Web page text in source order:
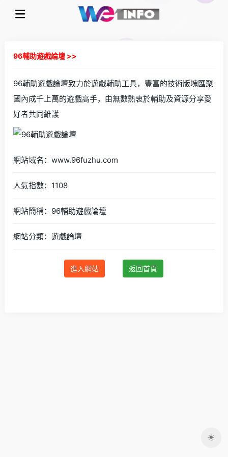
96輔助遊戲論壇 >>
96輔助遊戲論壇致力於遊戲輔助工具，豐富的技術版塊匯聚
國內成千上萬的遊戲高手，由無數熱衷於輔助及資源分享愛
好者共同維護
網站域名：www.96fuzhu.com
人氣指數：1108
網站簡稱：96輔助遊戲論壇
網站分類：遊戲論壇
進入網站 返回首頁